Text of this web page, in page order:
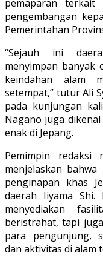
pemaparan
pengembangan
Pemerintahan
“Sejauh ini
menyimpan
keindahan alam
setempat,” tutur Ali
pada kunjungan
Nagano juga
enak di Jepang.
Pemimpin redaksi
menjelaskan
penginapan khas
daerah Iiyama Shi.
menyediakan
beristrahat, tapi
para pengunjung,
dan aktivitas di alam